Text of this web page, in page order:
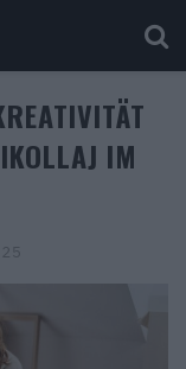
IM